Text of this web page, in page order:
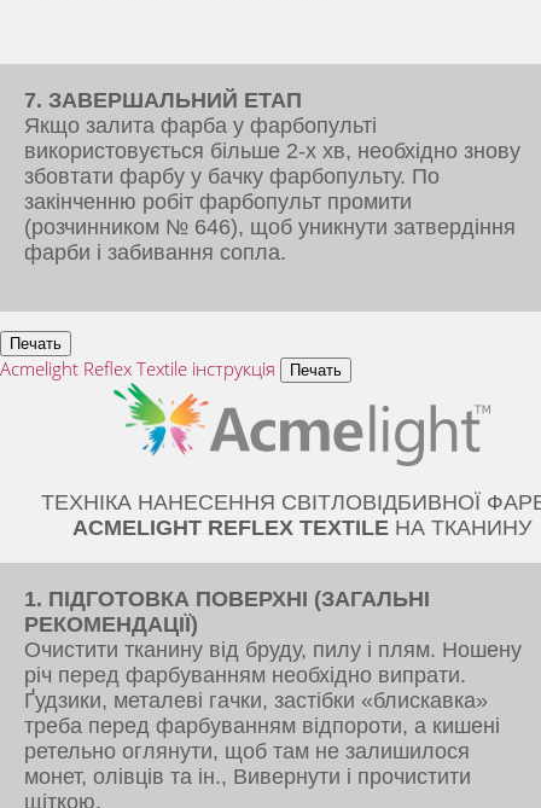
7. ЗАВЕРШАЛЬНИЙ ЕТАП
Якщо залита фарба у фарбопульті
використовується більше 2-х хв, необхідно знову
збовтати фарбу у бачку фарбопульту. По
закінченню робіт фарбопульт промити
(розчинником № 646), щоб уникнути затвердіння
фарби і забивання сопла.
Acmelight Reflex Textile інструкція
ТЕХНІКА НАНЕСЕННЯ СВІТЛОВІДБИВНОЇ
ACMELIGHT REFLEX TEXTILE НА ТКАНИНУ
1. ПІДГОТОВКА ПОВЕРХНІ (ЗАГАЛЬНІ
РЕКОМЕНДАЦІЇ)
Очистити тканину від бруду, пилу і плям. Ношену
річ перед фарбуванням необхідно випрати.
Ґудзики, металеві гачки, застібки «блискавка»
треба перед фарбуванням відпороти, а кишені
ретельно оглянути, щоб там не залишилося
монет, олівців та ін., Вивернути і прочистити
щіткою.